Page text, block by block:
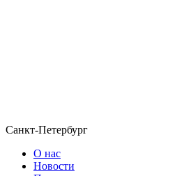
Санкт-Петербург
О нас
Новости